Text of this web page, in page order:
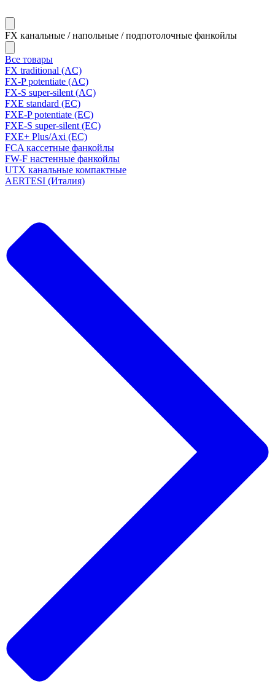
FX канальные / напольные / подпотолочные фанкойлы
Все товары
FX traditional (AC)
FX-P potentiate (AC)
FX-S super-silent (AC)
FXE standard (EC)
FXE-P potentiate (EC)
FXE-S super-silent (EC)
FXE+ Plus/Axi (EC)
FCA кассетные фанкойлы
FW-F настенные фанкойлы
UTX канальные компактные
AERTESI (Италия)